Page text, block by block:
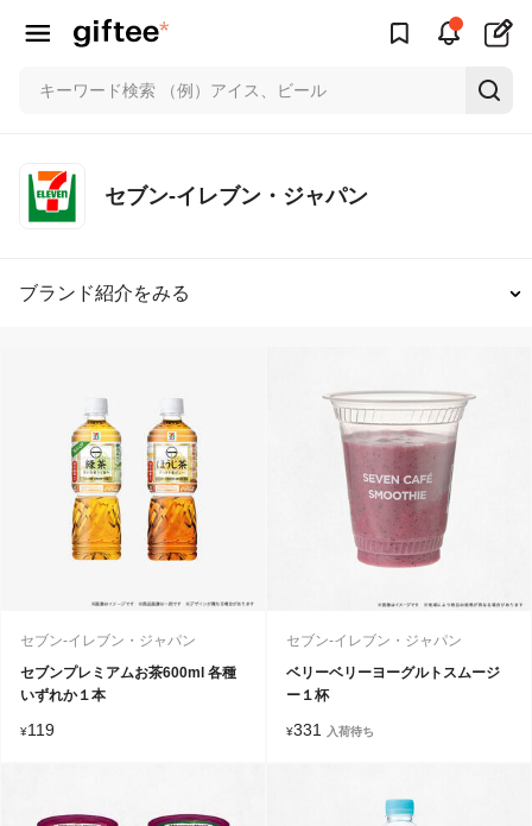
セブン-イレブン・ジャパン
ブランド紹介をみる
セブン-イレブン・ジャパン
セブンプレミアムお茶600ml 各種
いずれか１本
¥119
セブン-イレブン・ジャパン
ベリーベリーヨーグルトスムージ
ー１杯
¥331 入荷待ち